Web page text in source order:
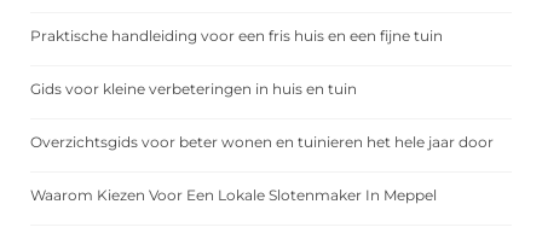
Praktische handleiding voor een fris huis en een fijne tuin
Gids voor kleine verbeteringen in huis en tuin
Overzichtsgids voor beter wonen en tuinieren het hele jaar door
Waarom Kiezen Voor Een Lokale Slotenmaker In Meppel